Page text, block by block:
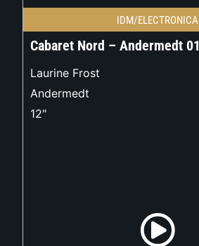
IDM/ELECTRONICA
Cabaret Nord – Andermedt 01
Laurine Frost
Andermedt
12"